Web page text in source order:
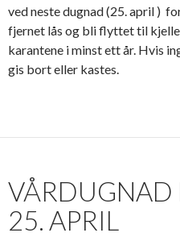
ved neste dugnad (25. april )
fjernet lås og bli flyttet til
karantene i minst ett år. Hvis
gis bort eller kastes.
VÅRDUGNAD
25. APRIL